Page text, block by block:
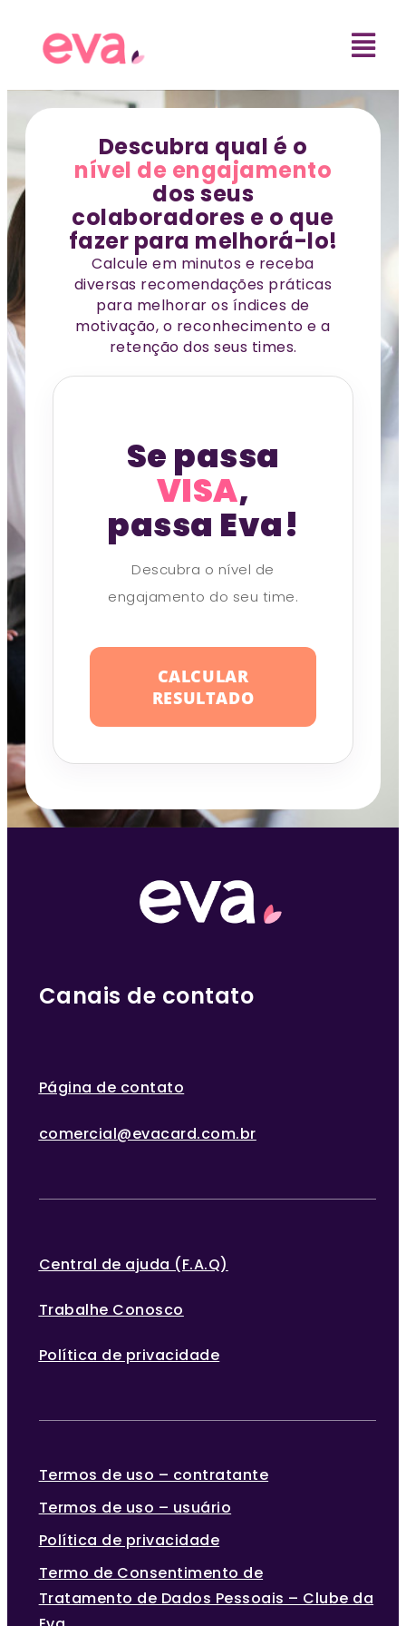
Descubra qual é o
nível de engajamento
dos seus
colaboradores e o que
fazer para melhorá-lo!
Calcule em minutos e receba
diversas recomendações práticas
para melhorar os índices de
motivação, o reconhecimento e a
retenção dos seus times.
Se passa
VISA,
passa Eva!
Descubra o nível de
engajamento do seu time.
CALCULAR
RESULTADO
Canais de contato
Página de contato
comercial@evacard.com.br
Central de ajuda (F.A.Q)
Trabalhe Conosco
Política de privacidade
Termos de uso – contratante
Termos de uso – usuário
Política de privacidade
Termo de Consentimento de
Tratamento de Dados Pessoais – Clube da